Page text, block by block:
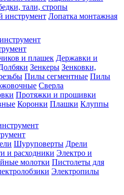
тали, стропы
инструмент Лопатка монтажная
и плашек Державки и
Зенкеры Зенковки,
Пилы сегментные Пилы
Сверла
Протяжки и прошивки
Коронки Плашки Клуппы
Шуруповерты Дрели
и расходники Электро и
молотки Пистолеты для
Электропилы